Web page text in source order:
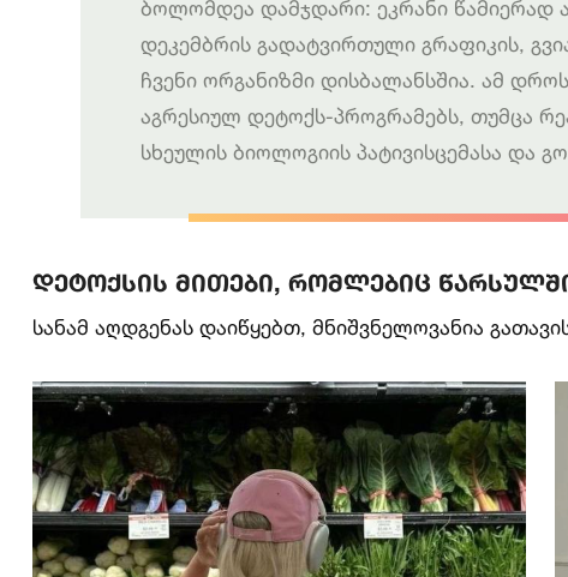
ბოლომდეა დამჯდარი: ეკრანი წამიერად
დეკემბრის გადატვირთული გრაფიკის,
ჩვენი ორგანიზმი დისბალანსშია. ამ
აგრესიულ დეტოქს-პროგრამებს, თუმცა
სხეულის ბიოლოგიის პატივისცემასა და
დეტოქსის მითები, რომლებიც
სანამ აღდგენას დაიწყებთ, მნიშვნელოვანია